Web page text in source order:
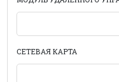
СЕТЕВАЯ КАРТА